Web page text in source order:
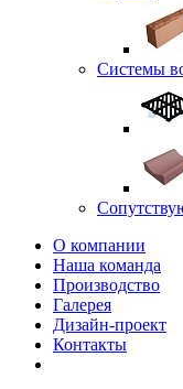
Системы
О компании
Наша команда
Производство
Галерея
Дизайн-проект
Контакты